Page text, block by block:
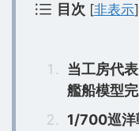
目次 [非表示]
当工房代
艦船模型
1/700巡洋